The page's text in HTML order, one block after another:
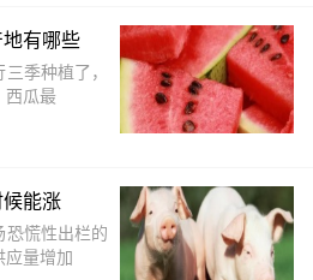
有哪些
季种植了，
西瓜最
能涨
恐慌性出栏的
应量增加